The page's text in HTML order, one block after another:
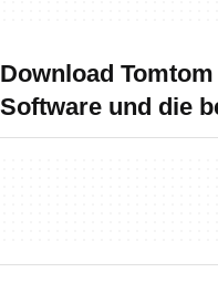
Download
Software und die